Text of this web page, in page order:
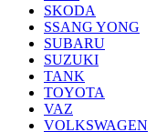
SKODA
SSANG YONG
SUBARU
SUZUKI
TANK
TOYOTA
VAZ
VOLKSWAGEN